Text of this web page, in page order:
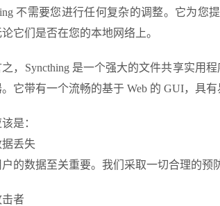
不需要您进行任何复杂的调整。它为
论它们是否在您的本地网络上。
之，Syncthing 是一个强大的文件共享实用
它带有一个流畅的基于 Web 的 GUI，具
是：
丢失
的数据至关重要。我们采取一切合理的预
者